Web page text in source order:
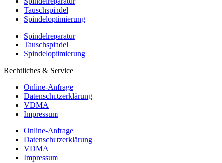
Tauschspindel
Spindeloptimierung
Spindelreparatur
Tauschspindel
Spindeloptimierung
Rechtliches & Service
Online-Anfrage
Datenschutzerklärung
VDMA
Impressum
Online-Anfrage
Datenschutzerklärung
VDMA
Impressum